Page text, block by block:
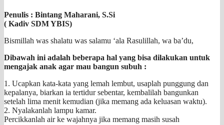
Penulis : Bintang Maharani, S.Si
( Kadiv SDM YBIS)
Bismillah was shalatu was salamu ‘ala Rasulillah, wa ba’du,
Dibawah ini adalah beberapa hal yang bisa dilakukan untuk
mengajak anak agar mau bangun subuh :
1. Ucapkan kata-kata yang lemah lembut, usaplah punggung dan
kepalanya, biarkan ia tertidur sebentar, kembalilah bangunkan
setelah lima menit kemudian (jika memang ada keluasan waktu).
2. Nyalakanlah lampu kamar.
Percikkanlah air ke wajahnya jika memang masih susah